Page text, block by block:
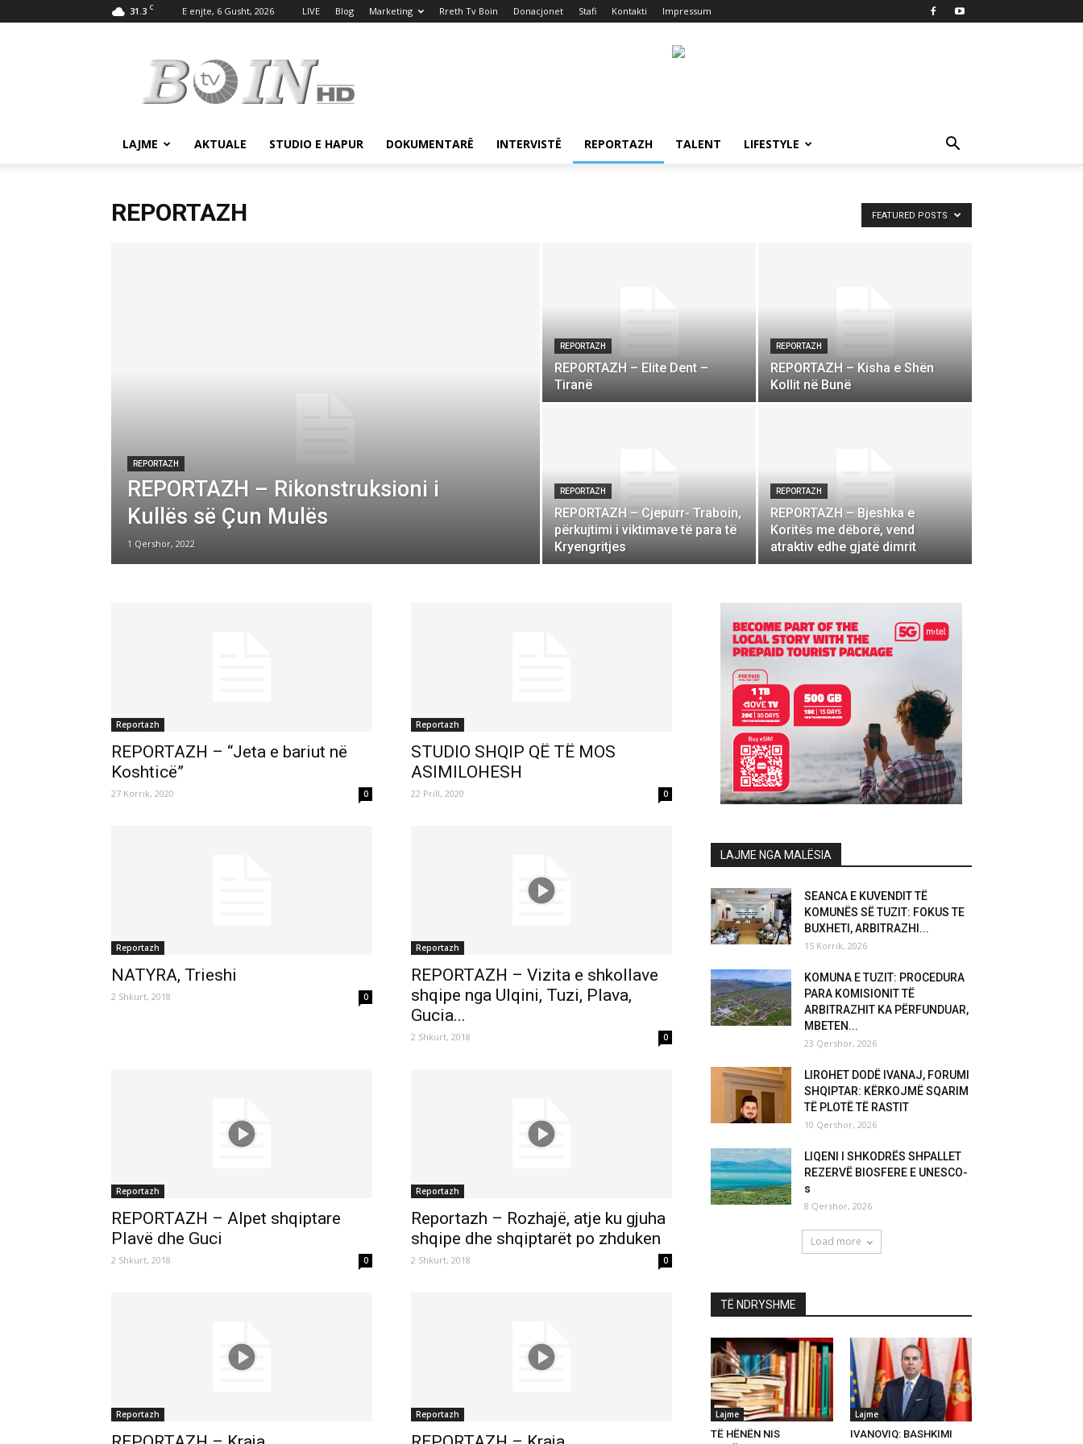
31.3 C E enjte, 6 Gusht, 2026 LIVE Blog Marketing Rreth Tv Boin Donacjonet Stafi Kontakti Impressum
Boin
LAJME AKTUALE STUDIO E HAPUR DOKUMENTARË INTERVISTË REPORTAZH TALENT LIFESTYLE
REPORTAZH FEATURED POSTS
REPORTAZH
REPORTAZH – Rikonstruksioni i
Kullës së Çun Mulës
1 Qershor, 2022
REPORTAZH
REPORTAZH – Elite Dent –
Tiranë
REPORTAZH
REPORTAZH – Kisha e Shën
Kollit në Bunë
REPORTAZH
REPORTAZH – Cjepurr- Traboin,
përkujtimi i viktimave të para të
Kryengritjes
REPORTAZH
REPORTAZH – Bjeshka e
Koritës me dëborë, vend
atraktiv edhe gjatë dimrit
Reportazh
REPORTAZH – “Jeta e bariut në
Koshticë”
27 Korrik, 2020 0
Reportazh
STUDIO SHQIP QË TË MOS
ASIMILOHESH
22 Prill, 2020 0
Reportazh
NATYRA, Trieshi
2 Shkurt, 2018 0
Reportazh
REPORTAZH – Vizita e shkollave
shqipe nga Ulqini, Tuzi, Plava,
Gucia...
2 Shkurt, 2018 0
Reportazh
REPORTAZH – Alpet shqiptare
Plavë dhe Guci
2 Shkurt, 2018 0
Reportazh
Reportazh – Rozhajë, atje ku gjuha
shqipe dhe shqiptarët po zhduken
2 Shkurt, 2018 0
Reportazh Reportazh
LAJME NGA MALËSIA
SEANCA E KUVENDIT TË
KOMUNËS SË TUZIT: FOKUS TE
BUXHETI, ARBITRAZHI...
15 Korrik, 2026
KOMUNA E TUZIT: PROCEDURA
PARA KOMISIONIT TË
ARBITRAZHIT KA PËRFUNDUAR,
MBETEN...
23 Qershor, 2026
LIROHET DODË IVANAJ, FORUMI
SHQIPTAR: KËRKOJMË SQARIM
TË PLOTË TË RASTIT
10 Qershor, 2026
LIQENI I SHKODRËS SHPALLET
REZERVË BIOSFERE E UNESCO-
s
8 Qershor, 2026
Load more
TË NDRYSHME
Lajme
TË HËNËN NIS
Lajme
IVANOVIQ: BASHKIMI